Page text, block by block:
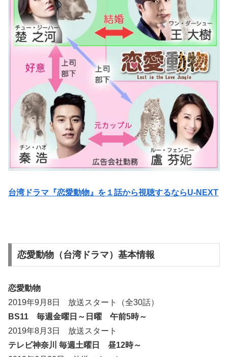
台湾ドラマ『恋愛動物』を１話から視聴するならU-NEXT
恋愛動物（台湾ドラマ）基本情報
恋愛動物
2019年9月8日 放送スタート（全30話）
BS11 毎週金曜日～日曜 午前5時～
2019年8月3日 放送スタート
テレビ神奈川 毎週土曜日 昼12時～